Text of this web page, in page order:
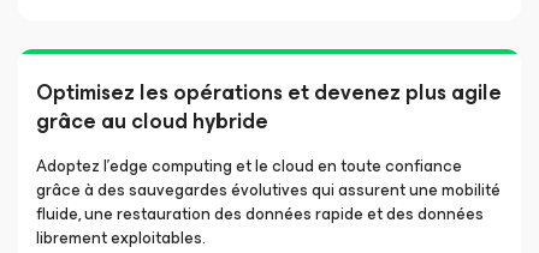
Optimisez les opérations et devenez plus agile
grâce au cloud hybride
Adoptez l’edge computing et le cloud en toute confiance
grâce à des sauvegardes évolutives qui assurent une mobilité
fluide, une restauration des données rapide et des données
librement exploitables.